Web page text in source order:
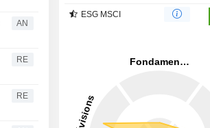
AN
RE
RE
ESG MSCI